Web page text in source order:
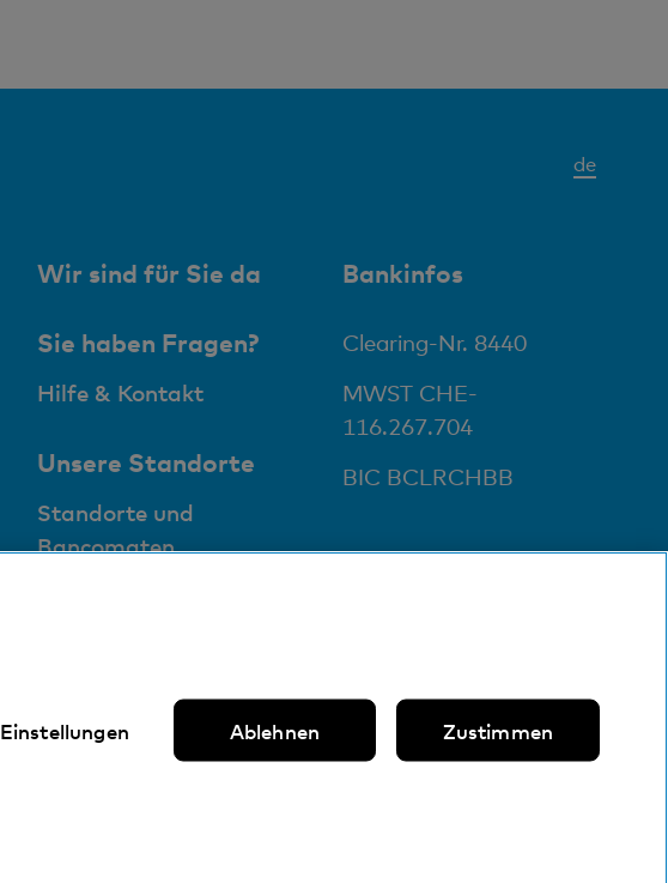
deAktives
Wir sind für Sie da
Sie haben Fragen?
Hilfe & Kontakt
Unsere Standorte
Standorte und
Bancomaten
Bankinfos
Clearing-Nr. 8440
MWST CHE-
116.267.704
BIC BCLRCHBB
Einstellungen Ablehnen Zustimmen